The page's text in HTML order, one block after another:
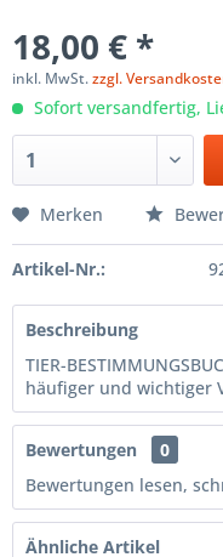
18,00 € *
inkl. MwSt.zzgl.
Sofort versandfertig,
Merken
Artikel-Nr.:
Beschreibung
TIER-
häufiger und wichtiger
Bewertungen
0
Bewertungen lesen,
Ähnliche Artikel